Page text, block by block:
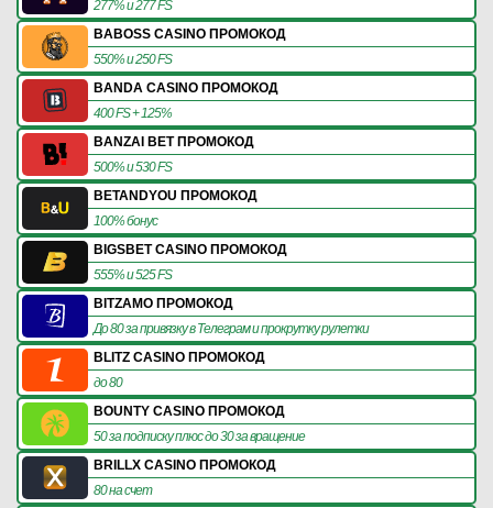
277% и 277 FS
BABOSS CASINO ПРОМОКОД
550% и 250 FS
BANDA CASINO ПРОМОКОД
400 FS + 125%
BANZAI BET ПРОМОКОД
500% и 530 FS
BETANDYOU ПРОМОКОД
100% бонус
BIGSBET CASINO ПРОМОКОД
555% и 525 FS
BITZAMO ПРОМОКОД
До 80 за привязку в Телеграм и прокрутку рулетки
BLITZ CASINO ПРОМОКОД
до 80
BOUNTY CASINO ПРОМОКОД
50 за подписку плюс до 30 за вращение
BRILLX CASINO ПРОМОКОД
80 на счет